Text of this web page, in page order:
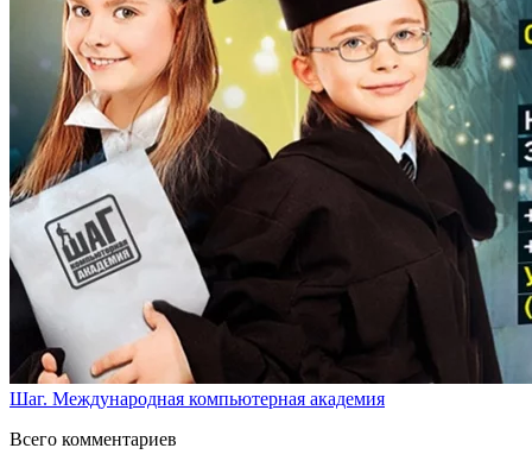
Шаг. Международная компьютерная академия
Всего комментариев